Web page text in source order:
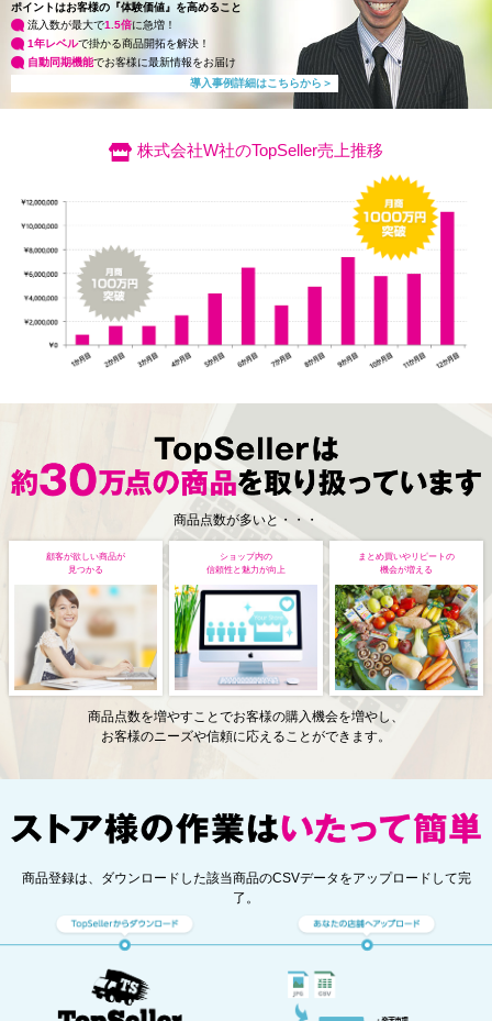
ポイントはお客様の『体験価値』を高めること
流入数が最大で1.5倍に急増！
1年レベルで掛かる商品開拓を解決！
自動同期機能でお客様に最新情報をお届け
導入事例詳細はこちらから＞
株式会社W社のTopSeller売上推移
商品点数が多いと・・・
顧客が欲しい商品が
見つかる
ショップ内の
信頼性と魅力が向上
まとめ買いやリピートの
機会が増える
商品点数を増やすことでお客様の購入機会を増やし、
お客様のニーズや信頼に応えることができます。
商品登録は、ダウンロードした該当商品のCSVデータをアップロードして完
了。